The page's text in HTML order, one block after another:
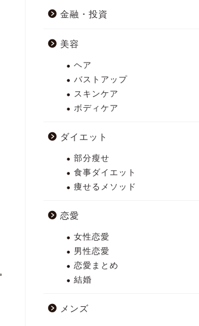
金融・投資
美容
ヘア
バストアップ
スキンケア
ボディケア
ダイエット
部分瘦せ
食事ダイエット
痩せるメソッド
恋愛
女性恋愛
男性恋愛
恋愛まとめ
結婚
メンズ